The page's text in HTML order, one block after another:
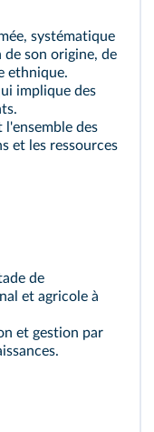
systématique
de son origine, de
ethnique.
implique des
des
et les ressources
de
et agricole à
et gestion par